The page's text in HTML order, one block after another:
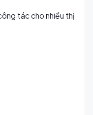
tác cho nhiều thị